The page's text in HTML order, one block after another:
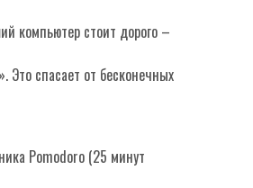
компьютер стоит дорого –
Это спасает от бесконечных
Pomodoro (25 минут